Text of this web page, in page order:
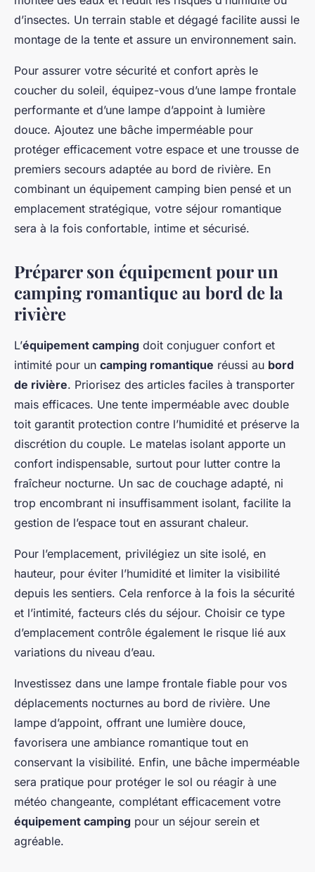
d’insectes. Un terrain stable et dégagé facilite aussi le
montage de la tente et assure un environnement sain.
Pour assurer votre sécurité et confort après le
coucher du soleil, équipez-vous d’une lampe frontale
performante et d’une lampe d’appoint à lumière
douce. Ajoutez une bâche imperméable pour
protéger efficacement votre espace et une trousse de
premiers secours adaptée au bord de rivière. En
combinant un équipement camping bien pensé et un
emplacement stratégique, votre séjour romantique
sera à la fois confortable, intime et sécurisé.
Préparer son équipement pour un
camping romantique au bord de la
rivière
L’équipement camping doit conjuguer confort et
intimité pour un camping romantique réussi au bord
de rivière. Priorisez des articles faciles à transporter
mais efficaces. Une tente imperméable avec double
toit garantit protection contre l’humidité et préserve la
discrétion du couple. Le matelas isolant apporte un
confort indispensable, surtout pour lutter contre la
fraîcheur nocturne. Un sac de couchage adapté, ni
trop encombrant ni insuffisamment isolant, facilite la
gestion de l’espace tout en assurant chaleur.
Pour l’emplacement, privilégiez un site isolé, en
hauteur, pour éviter l’humidité et limiter la visibilité
depuis les sentiers. Cela renforce à la fois la sécurité
et l’intimité, facteurs clés du séjour. Choisir ce type
d’emplacement contrôle également le risque lié aux
variations du niveau d’eau.
Investissez dans une lampe frontale fiable pour vos
déplacements nocturnes au bord de rivière. Une
lampe d’appoint, offrant une lumière douce,
favorisera une ambiance romantique tout en
conservant la visibilité. Enfin, une bâche imperméable
sera pratique pour protéger le sol ou réagir à une
météo changeante, complétant efficacement votre
équipement camping pour un séjour serein et
agréable.